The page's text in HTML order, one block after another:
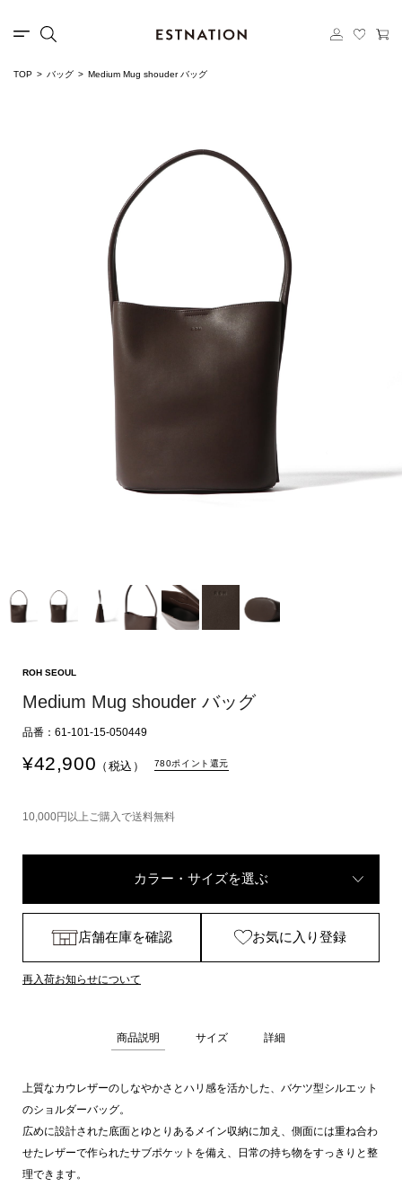
TOP バッグ Medium Mug shouder バッグ
ROH SEOUL
Medium Mug shouder バッグ
品番：61-101-15-050449
¥42,900 （税込） 780ポイント還元
10,000円以上ご購入で送料無料
カラー・サイズを選ぶ
店舗在庫を確認 お気に入り登録
再入荷お知らせについて
商品説明 サイズ 詳細
上質なカウレザーのしなやかさとハリ感を活かした、バケツ型シルエット
のショルダーバッグ。
広めに設計された底面とゆとりあるメイン収納に加え、側面には重ね合わ
せたレザーで作られたサブポケットを備え、日常の持ち物をすっきりと整
理できます。